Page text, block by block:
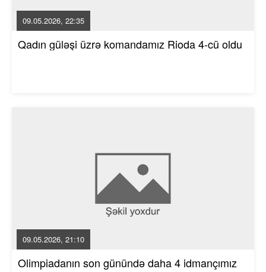
09.05.2026, 22:35
Qadın güləşi üzrə komandamız Rioda 4-cü oldu
09.05.2026, 21:10
Olimpiadanın son günündə daha 4 idmançımız